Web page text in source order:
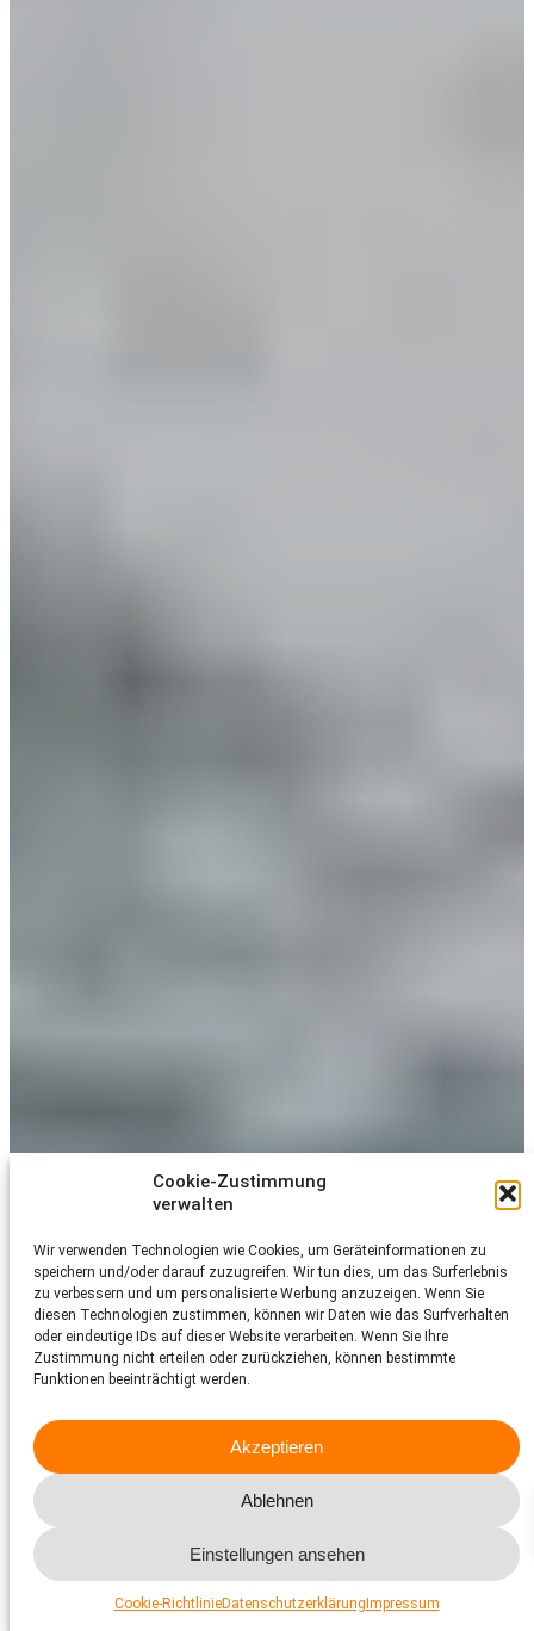
Cookie-Zustimmung
verwalten
Wir verwenden Technologien wie Cookies, um Geräteinformationen zu
speichern und/oder darauf zuzugreifen. Wir tun dies, um das Surferlebnis
zu verbessern und um personalisierte Werbung anzuzeigen. Wenn Sie
diesen Technologien zustimmen, können wir Daten wie das Surfverhalten
oder eindeutige IDs auf dieser Website verarbeiten. Wenn Sie Ihre
Zustimmung nicht erteilen oder zurückziehen, können bestimmte
Funktionen beeinträchtigt werden.
Akzeptieren
Ablehnen
Einstellungen ansehen
Cookie-RichtlinieDatenschutzerklärung Impressum
Erfahren Sie mehr über
Tierhaltung